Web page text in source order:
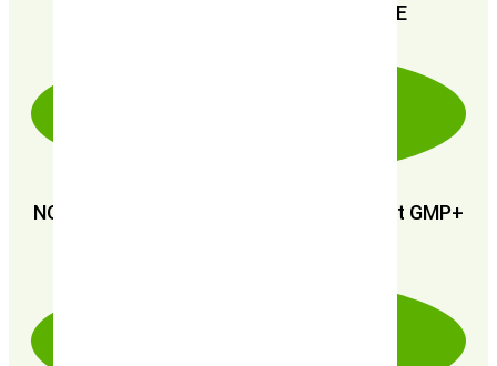
PAIEMENT SÉCURISÉ 100% FIABLE
NOUS SOMMES CERTIFIÉS : GMP+ FSA et GMP+